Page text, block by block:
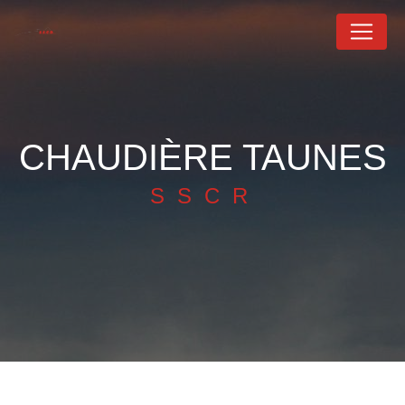
CHAUDIÈRE TAUNES
SSCR
Panneau de gestion des cookies